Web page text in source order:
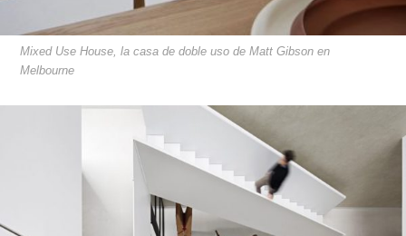
Mixed Use House, la casa de doble uso de Matt Gibson en
Melbourne